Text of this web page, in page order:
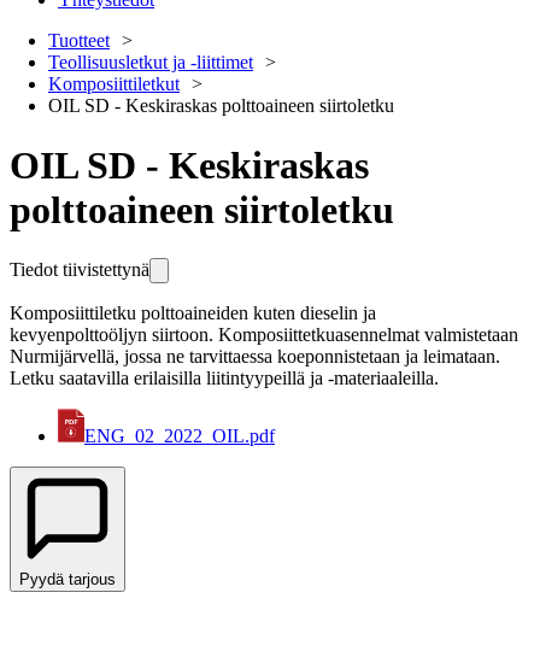
Tuotteet
Teollisuusletkut ja -liittimet
Komposiittiletkut
OIL SD - Keskiraskas polttoaineen siirtoletku
OIL SD - Keskiraskas
polttoaineen siirtoletku
Tiedot tiivistettynä
Komposiittiletku polttoaineiden kuten dieselin ja
kevyenpolttoöljyn siirtoon. Komposiittetkuasennelmat valmistetaan
Nurmijärvellä, jossa ne tarvittaessa koeponnistetaan ja leimataan.
Letku saatavilla erilaisilla liitintyypeillä ja -materiaaleilla.
ENG_02_2022_OIL.pdf
Pyydä tarjous